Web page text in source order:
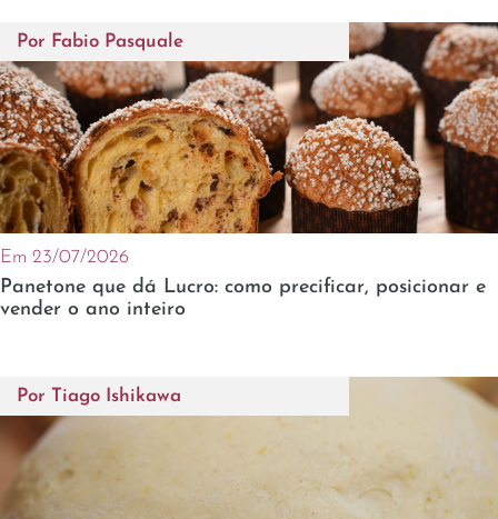
Por Fabio Pasquale
Em 23/07/2026
Panetone que dá Lucro: como precificar, posicionar e
vender o ano inteiro
Por Tiago Ishikawa